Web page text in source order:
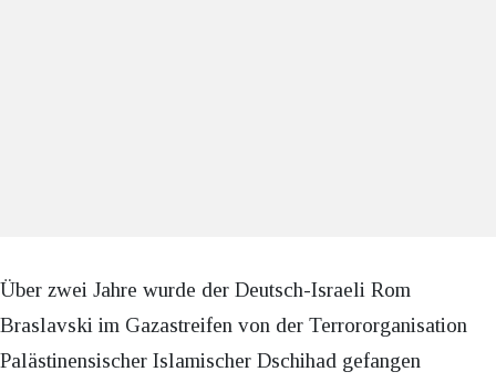
Über zwei Jahre wurde der Deutsch-Israeli Rom
Braslavski im Gazastreifen von der Terrororganisation
Palästinensischer Islamischer Dschihad gefangen